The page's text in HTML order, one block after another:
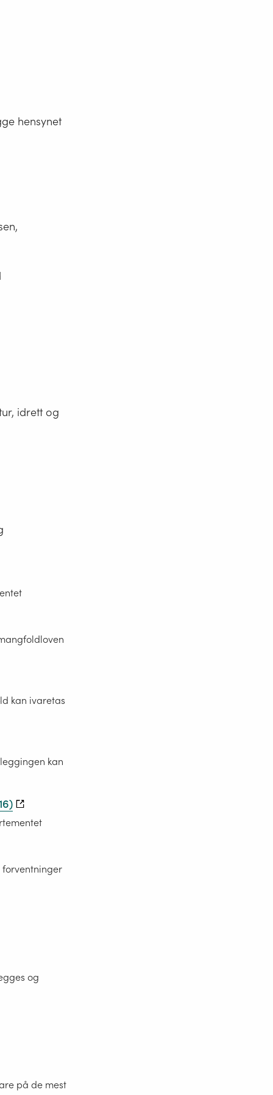
hensynet
idrett og
kan ivaretas
kan
og
på de mest